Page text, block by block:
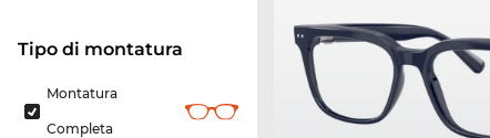
Tipo di montatura
Montatura
Completa